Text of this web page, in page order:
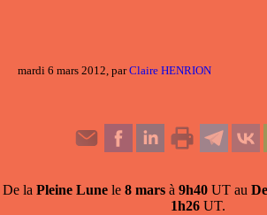
mardi 6 mars 2012, parClaire HENRION
De la Pleine Lune le 8 marsà 9h40UT au
1h26 UT.